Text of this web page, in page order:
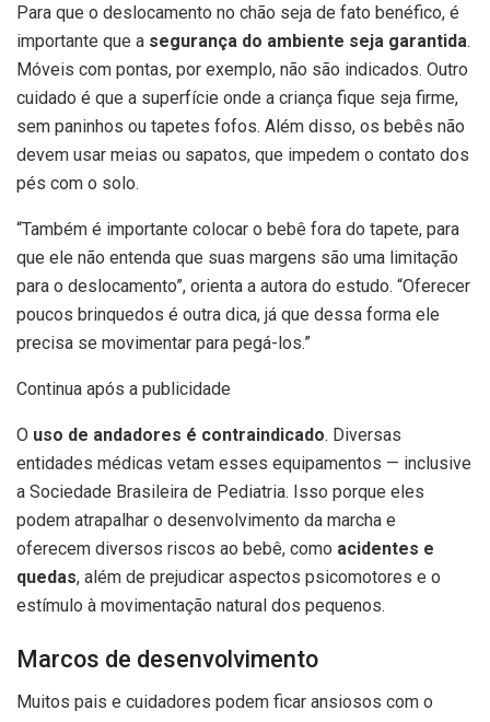
Para que o deslocamento no chão seja de fato benéfico, é
importante que a segurança do ambiente seja garantida.
Móveis com pontas, por exemplo, não são indicados. Outro
cuidado é que a superfície onde a criança fique seja firme,
sem paninhos ou tapetes fofos. Além disso, os bebês não
devem usar meias ou sapatos, que impedem o contato dos
pés com o solo.
“Também é importante colocar o bebê fora do tapete, para
que ele não entenda que suas margens são uma limitação
para o deslocamento”, orienta a autora do estudo. “Oferecer
poucos brinquedos é outra dica, já que dessa forma ele
precisa se movimentar para pegá-los.”
Continua após a publicidade
O uso de andadores é contraindicado. Diversas
entidades médicas vetam esses equipamentos — inclusive
a Sociedade Brasileira de Pediatria. Isso porque eles
podem atrapalhar o desenvolvimento da marcha e
oferecem diversos riscos ao bebê, como acidentes e
quedas, além de prejudicar aspectos psicomotores e o
estímulo à movimentação natural dos pequenos.
Marcos de desenvolvimento
Muitos pais e cuidadores podem ficar ansiosos com o